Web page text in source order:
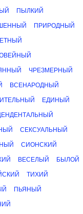
ПЫЛКИЙ
ПРИРОДНЫЙ
ЧРЕЗМЕРНЫЙ
ВСЕНАРОДНЫЙ
ЕДИНЫЙ
СЕКСУАЛЬНЫЙ
СИОНСКИЙ
ВЕСЕЛЫЙ БЫЛОЙ
ТИХИЙ
ПЬЯНЫЙ